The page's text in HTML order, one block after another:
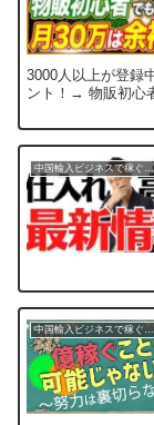
3000人以上が登録
ント！→ 物販初心
中国輸入ビジネスで稼ぐ方法
中国輸入ビジネスで稼ぐ方法